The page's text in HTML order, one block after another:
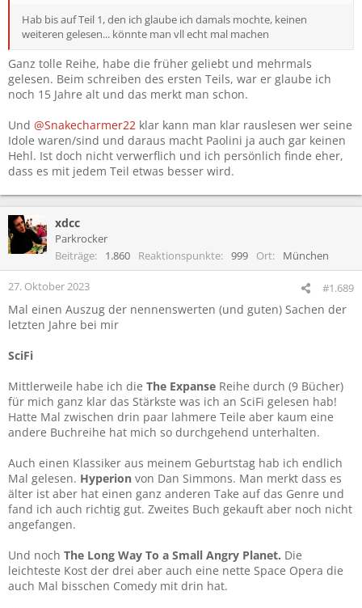
Hab bis auf Teil 1, den ich glaube ich damals mochte, keinen
weiteren gelesen... könnte man vll echt mal machen
Ganz tolle Reihe, habe die früher geliebt und mehrmals
gelesen. Beim schreiben des ersten Teils, war er glaube ich
noch 15 Jahre alt und das merkt man schon.
Und @Snakecharmer22 klar kann man klar rauslesen wer seine
Idole waren/sind und daraus macht Paolini ja auch gar keinen
Hehl. Ist doch nicht verwerflich und ich persönlich finde eher,
dass es mit jedem Teil etwas besser wird.
xdcc
Parkrocker
Beiträge
1.860 Reaktionspunkte 999 Ort München
27. Oktober 2023 #1.689
Mal einen Auszug der nennenswerten (und guten) Sachen der
letzten Jahre bei mir
SciFi
Mittlerweile habe ich die The Expanse Reihe durch (9 Bücher)
für mich ganz klar das Stärkste was ich an SciFi gelesen hab!
Hatte Mal zwischen drin paar lahmere Teile aber kaum eine
andere Buchreihe hat mich so durchgehend unterhalten.
Auch einen Klassiker aus meinem Geburtstag hab ich endlich
Mal gelesen. Hyperion von Dan Simmons. Man merkt dass es
älter ist aber hat einen ganz anderen Take auf das Genre und
fand ich auch richtig gut. Zweites Buch gekauft aber noch nicht
angefangen.
Und noch The Long Way To a Small Angry Planet. Die
leichteste Kost der drei aber auch eine nette Space Opera die
auch Mal bisschen Comedy mit drin hat.